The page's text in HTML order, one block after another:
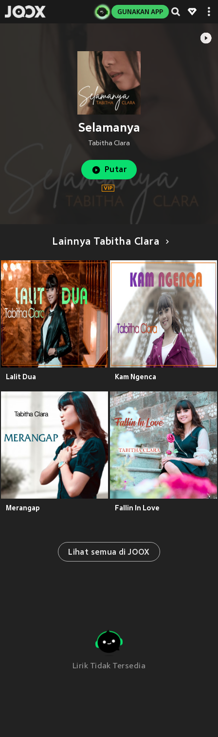
GUNAKAN APP
Selamanya
Tabitha Clara
Putar
Lainnya Tabitha Clara
Lalit Dua Kam Ngenca
Merangap Fallin In Love
Lihat semua di JOOX
Lirik Tidak Tersedia